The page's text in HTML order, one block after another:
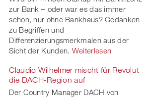
zur Bank – oder war es das immer
schon, nur ohne Bankhaus? Gedanken
zu Begriffen und
Differenzierungsmerkmalen aus der
Sicht der Kunden. Weiterlesen
Claudio Wilhelmer mischt für Revolut
die DACH-Region auf
Der Country Manager DACH von